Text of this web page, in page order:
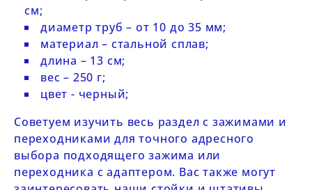
см;
диаметр труб – от 10 до 35 мм;
материал – стальной сплав;
длина – 13 см;
вес – 250 г;
цвет - черный;
Советуем изучить весь раздел с зажимами и
переходниками для точного адресного
выбора подходящего зажима или
переходника с адаптером. Вас также могут